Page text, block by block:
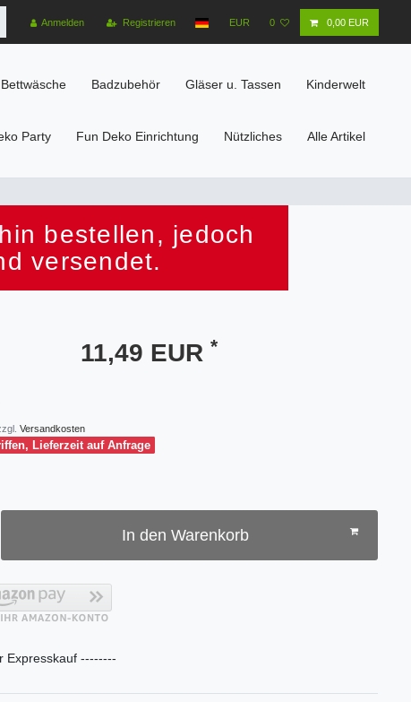
Anmelden Registrieren EUR 0 0,00 EUR
Bettwäsche Badzubehör Gläser u. Tassen Kinderwelt
Party Fun Deko Einrichtung Nützliches Alle Artikel
bestellen, jedoch
versendet.
11,49 EUR *
Versandkosten
Lieferzeit auf Anfrage
In den Warenkorb
Expresskauf --------